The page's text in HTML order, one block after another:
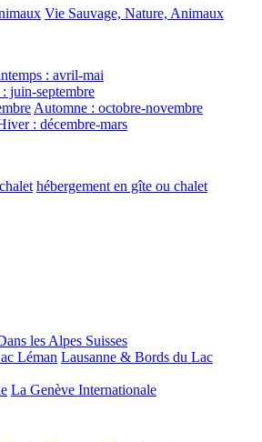
Vie Sauvage, Nature, Animaux
: avril-mai
: juin-septembre
Automne : octobre-novembre
: décembre-mars
hébergement en gîte ou chalet
les Alpes Suisses
Léman Lausanne & Bords du Lac
La Genève Internationale